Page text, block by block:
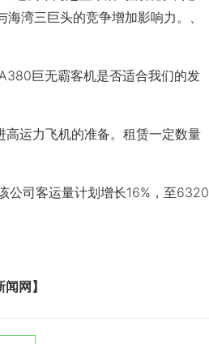
湾三巨头的竞争增加影响力。、
巨无霸客机是否适合我们的发
运力飞机的准备。租赁一定数量
司客运量计划增长16%，至6320
网】